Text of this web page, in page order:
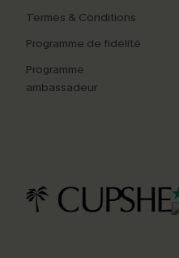
Termes & Conditions
Programme de fidélité
Programme
ambassadeur